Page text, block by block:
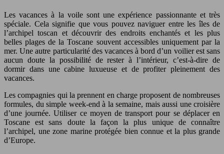
Les vacances à la voile sont une expérience passionnante et très
spéciale. Cela signifie que vous pouvez naviguer entre les îles de
l’archipel toscan et découvrir des endroits enchantés et les plus
belles plages de la Toscane souvent accessibles uniquement par la
mer. Une autre particularité des vacances à bord d’un voilier est sans
aucun doute la possibilité de rester à l’intérieur, c’est-à-dire de
dormir dans une cabine luxueuse et de profiter pleinement des
vacances.
Les compagnies qui la prennent en charge proposent de nombreuses
formules, du simple week-end à la semaine, mais aussi une croisière
d’une journée. Utiliser ce moyen de transport pour se déplacer en
Toscane est sans doute la façon la plus unique de connaître
l’archipel, une zone marine protégée bien connue et la plus grande
d’Europe.